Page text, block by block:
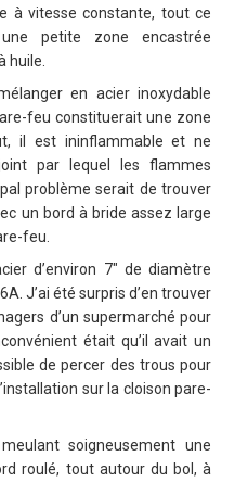
à vitesse constante, tout ce
petite zone encastrée
huile.
en acier inoxydable
feu constituerait une zone
il est ininflammable et ne
par lequel les flammes
problème serait de trouver
un bord à bride assez large
feu.
d’environ 7″ de diamètre
J’ai été surpris d’en trouver
d’un supermarché pour
était qu’il avait un
de percer des trous pour
sur la cloison pare-
soigneusement une
roulé, tout autour du bol, à